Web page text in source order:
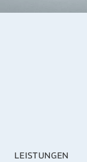
LEISTUNGEN